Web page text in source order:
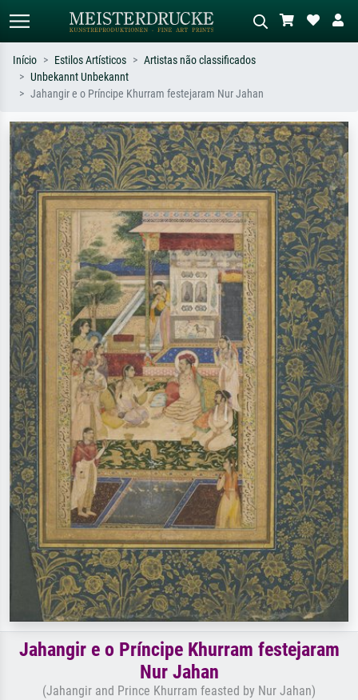
Pesquisa padrão Pesquisa de imagens IA
ex: Monet, Noite Estrelada,
impressionismo, onda de Hokusai, nu.
abstrato com muito vermelho, pintura
a óleo escura, nu em pé ao lado de
uma árvore.
Início Estilos Artísticos
Artistas não classificados
Unbekannt Unbekannt
Jahangir e o Príncipe Khurram festejaram Nur Jahan
Jahangir e o Príncipe Khurram festejaram
Nur Jahan
(Jahangir and Prince Khurram feasted by Nur Jahan)